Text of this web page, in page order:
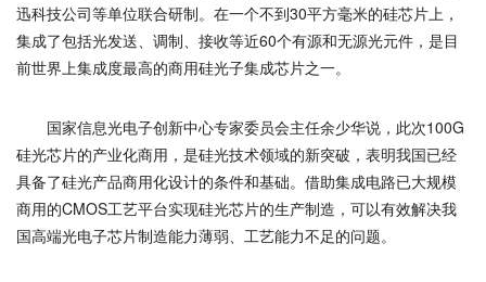
迅科技公司等单位联合研制。在一个不到30平方毫米的硅芯片上，
集成了包括光发送、调制、接收等近60个有源和无源光元件，是目
前世界上集成度最高的商用硅光子集成芯片之一。
国家信息光电子创新中心专家委员会主任余少华说，此次100G
硅光芯片的产业化商用，是硅光技术领域的新突破，表明我国已经
具备了硅光产品商用化设计的条件和基础。借助集成电路已大规模
商用的CMOS工艺平台实现硅光芯片的生产制造，可以有效解决我
国高端光电子芯片制造能力薄弱、工艺能力不足的问题。